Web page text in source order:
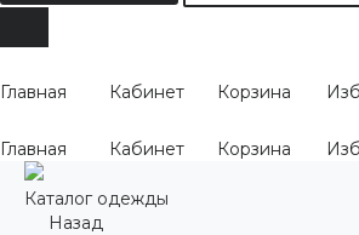
Главная Кабинет Корзина
Главная Кабинет Корзина
Каталог одежды
Назад